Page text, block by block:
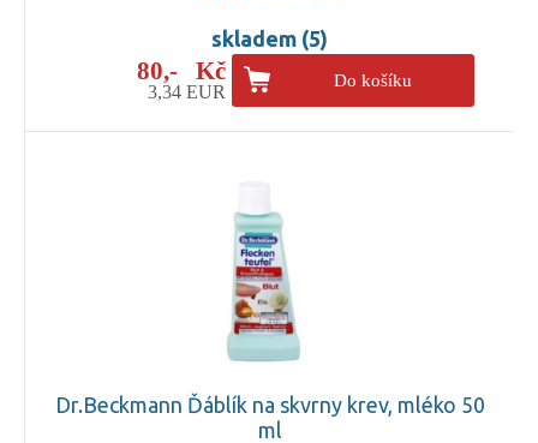
skladem (5)
80,- Kč
3,34 EUR
Do košíku
Dr.Beckmann Ďáblík na skvrny krev, mléko 50
ml